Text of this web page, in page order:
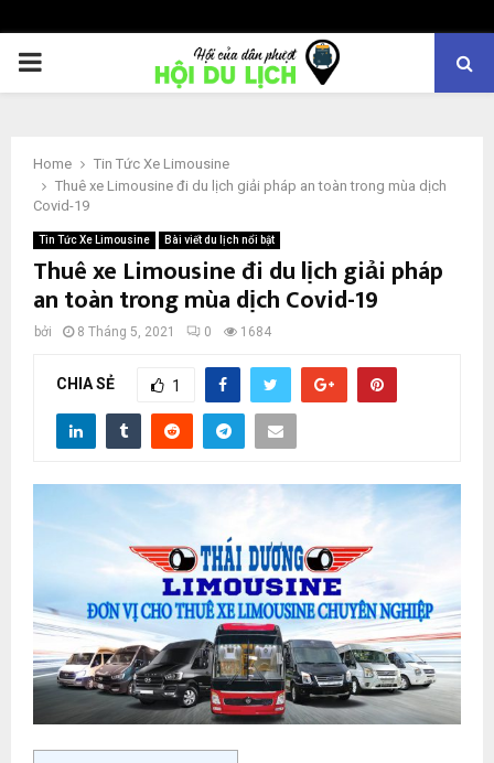
PRIMARY
Home
Tin Tức Xe Limousine
Thuê xe Limousine đi du lịch giải pháp an toàn trong mùa dịch
Covid-19
Tin Tức Xe Limousine Bài viết du lịch nổi bật
Thuê xe Limousine đi du lịch giải pháp
an toàn trong mùa dịch Covid-19
bởi 8 Tháng 5, 2021 0 1684
CHIA SẺ 1